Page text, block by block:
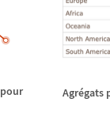
pour
Agrégats